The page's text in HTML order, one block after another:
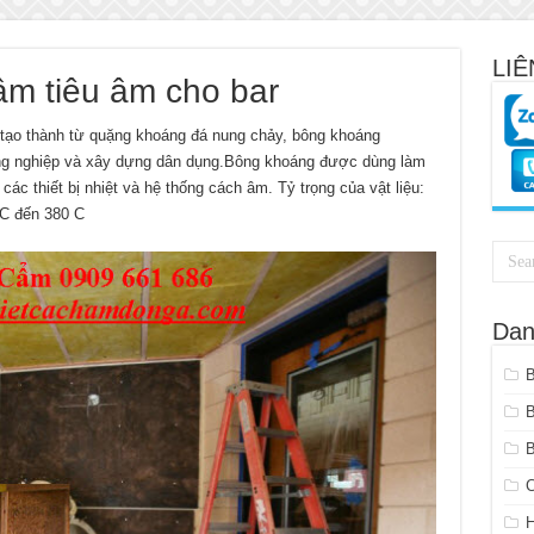
tiêu âm cho bar
thành từ quặng khoáng đá nung chảy, bông khoáng
nghiệp và xây dựng dân dụng.Bông khoáng được dùng làm
thiết bị nhiệt và hệ thống cách âm. Tỷ trọng của vật liệu:
đến 380 C